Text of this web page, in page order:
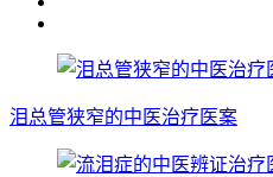
泪总管狭窄的中医治疗医案